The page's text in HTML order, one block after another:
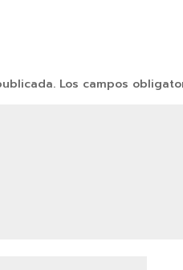
Los campos